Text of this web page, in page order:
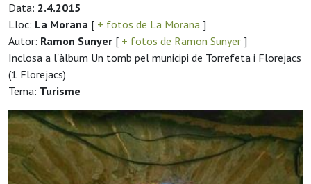
Data: 2.4.2015
Lloc: La Morana [ + fotos de La Morana ]
Autor: Ramon Sunyer [ + fotos de Ramon Sunyer ]
Inclosa a l'àlbum Un tomb pel municipi de Torrefeta i Florejacs
(1 Florejacs)
Tema: Turisme